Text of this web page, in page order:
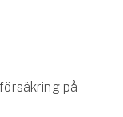
på